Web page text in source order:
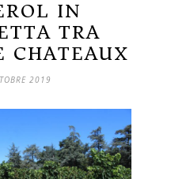
IN
TRA
CHATEAUX
2019